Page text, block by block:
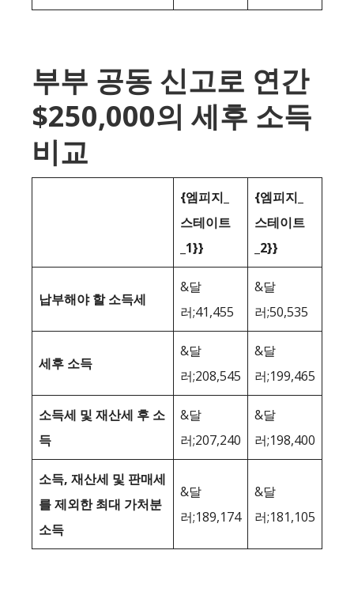
부부 공동 신고로 연간
$250,000의 세후 소득
비교
{엠피지_
스테이트
_1}}
{엠피지_
스테이트
_2}}
납부해야 할 소득세
&달
러;41,455
&달
러;50,535
세후 소득
&달
러;208,545
&달
러;199,465
소득세 및 재산세 후 소
득
&달
러;207,240
&달
러;198,400
소득, 재산세 및 판매세
를 제외한 최대 가처분
소득
&달
러;189,174
&달
러;181,105